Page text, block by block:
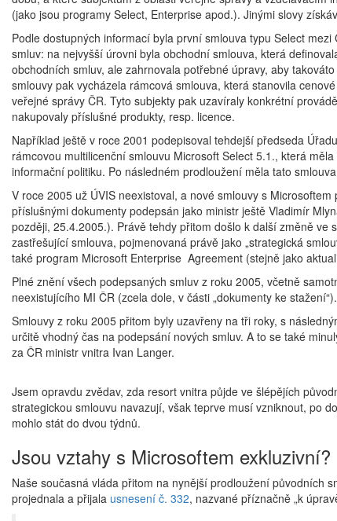
(jako jsou programy Select, Enterprise apod.). Jinými slovy
Podle dostupných informací byla první smlouva typu Select
smluv: na nejvyšší úrovni byla obchodní smlouva, která
obchodních smluv, ale zahrnovala potřebné úpravy, aby
smlouvy pak vycházela rámcová smlouva, která stanovila
veřejné správy ČR. Tyto subjekty pak uzavíraly konkrétní
nakupovaly příslušné produkty, resp. licence.
Například ještě v roce 2001 podepisoval tehdejší předseda
rámcovou multilicenční smlouvu Microsoft Select 5.1., která
informační politiku. Po následném prodloužení měla tato
V roce 2005 už ÚVIS neexistoval, a nové smlouvy s
příslušnými dokumenty podepsán jako ministr ještě Vladimír
později, 25.4.2005.). Právě tehdy přitom došlo k další změně
zastřešující smlouva, pojmenovaná právě jako „strategická
také program Microsoft Enterprise Agreement (stejně jako
Plné znění všech podepsaných smluv z roku 2005, včetně
neexistujícího MI ČR (zcela dole, v části „dokumenty ke stažení“).
Smlouvy z roku 2005 přitom byly uzavřeny na tři roky, s
určitě vhodný čas na podepsání nových smluv. A to se také
za ČR ministr vnitra Ivan Langer.
Jsem opravdu zvědav, zda resort vnitra půjde ve šlépějích
strategickou smlouvu navazují, však teprve musí vzniknout, po
mohlo stát do dvou týdnů.
Jsou vztahy s Microsoftem exkluzivní?
Naše současná vláda přitom na nynější prodloužení původních
projednala a přijala usnesení č. 332, nazvané příznačně „k